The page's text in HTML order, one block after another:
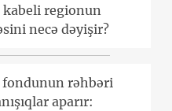
regionun
necə dəyişir?
fondunun rəhbəri
aparır: